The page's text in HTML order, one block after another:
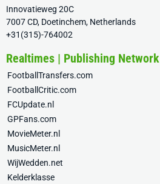
Innovatieweg 20C
7007 CD, Doetinchem, Netherlands
+31(315)-764002
Realtimes | Publishing Network
FootballTransfers.com
FootballCritic.com
FCUpdate.nl
GPFans.com
MovieMeter.nl
MusicMeter.nl
WijWedden.net
Kelderklasse